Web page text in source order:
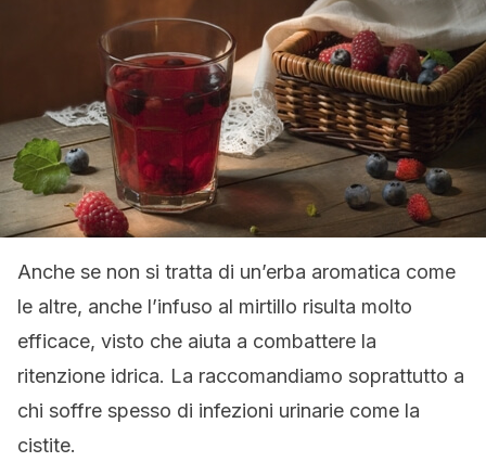
Anche se non si tratta di un’erba aromatica come
le altre, anche l’infuso al mirtillo risulta molto
efficace, visto che aiuta a combattere la
ritenzione idrica. La raccomandiamo soprattutto a
chi soffre spesso di infezioni urinarie come la
cistite.